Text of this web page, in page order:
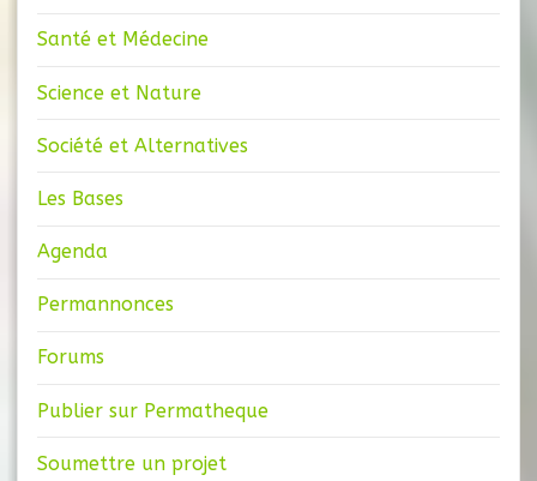
Santé et Médecine
Science et Nature
Société et Alternatives
Les Bases
Agenda
Permannonces
Forums
Publier sur Permatheque
Soumettre un projet